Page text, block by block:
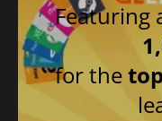
Featuring
for the